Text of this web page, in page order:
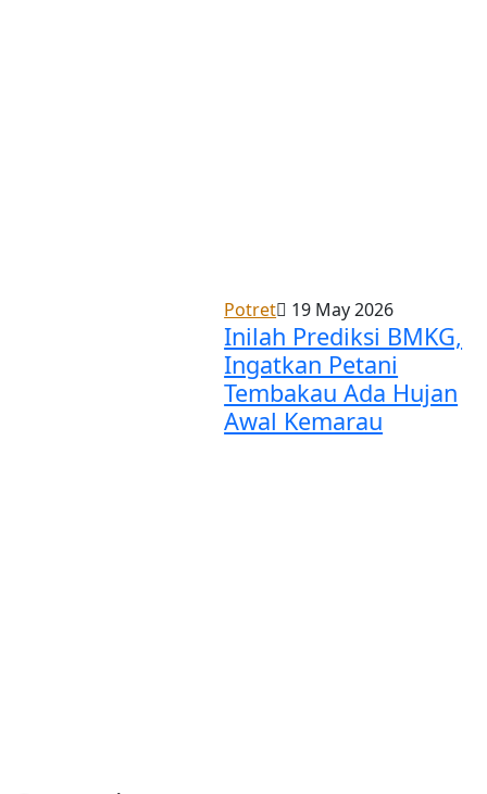
Potret 19 May 2026
Inilah Prediksi BMKG,
Ingatkan Petani
Tembakau Ada Hujan
Awal Kemarau